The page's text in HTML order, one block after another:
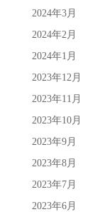
2024年3月
2024年2月
2024年1月
2023年12月
2023年11月
2023年10月
2023年9月
2023年8月
2023年7月
2023年6月